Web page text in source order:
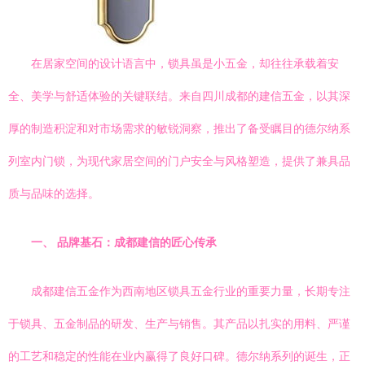
在居家空间的设计语言中，锁具虽是小五金，却往往承载着安
全、美学与舒适体验的关键联结。来自四川成都的建信五金，以其深
厚的制造积淀和对市场需求的敏锐洞察，推出了备受瞩目的德尔纳系
列室内门锁，为现代家居空间的门户安全与风格塑造，提供了兼具品
质与品味的选择。
一、 品牌基石：成都建信的匠心传承
成都建信五金作为西南地区锁具五金行业的重要力量，长期专注
于锁具、五金制品的研发、生产与销售。其产品以扎实的用料、严谨
的工艺和稳定的性能在业内赢得了良好口碑。德尔纳系列的诞生，正